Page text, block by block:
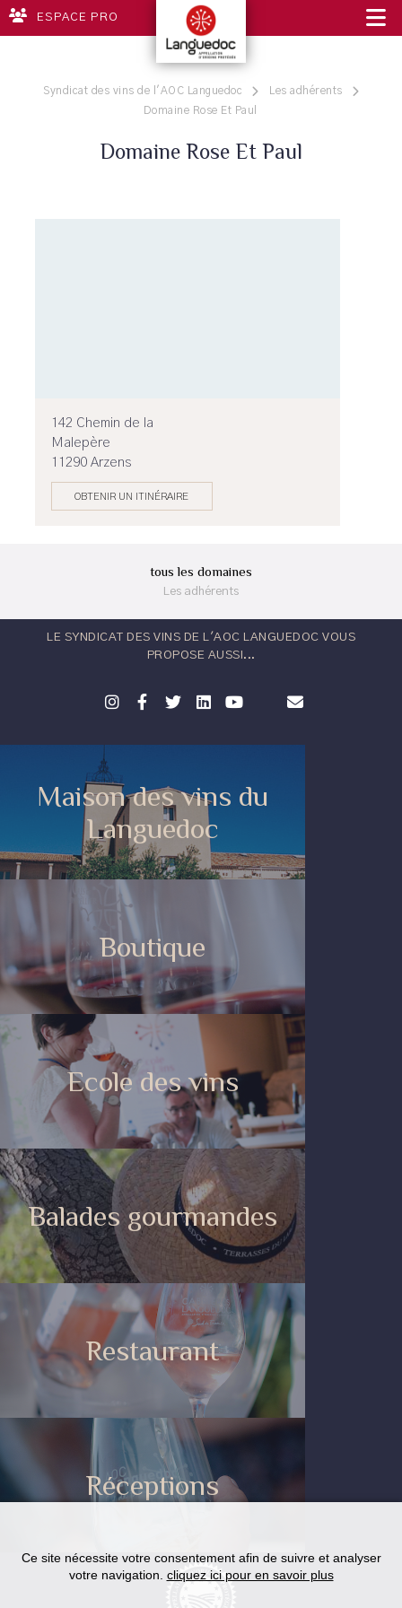
ESPACE PRO
Syndicat des vins de l'AOC Languedoc
Les adhérents
Domaine Rose Et Paul
Domaine Rose Et Paul
142 Chemin de la
Malepère
11290 Arzens
OBTENIR UN ITINÉRAIRE
tous les domaines
Les adhérents
LE SYNDICAT DES VINS DE L'AOC LANGUEDOC VOUS
PROPOSE AUSSI...
Maison des vins du
Languedoc
Boutique
Ecole des vins
Balades gourmandes
Restaurant
Réceptions
Ce site nécessite votre consentement afin de suivre et analyser
votre navigation. cliquez ici pour en savoir plus